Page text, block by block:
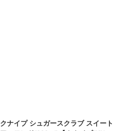
クナイプ シュガースクラブ スイート